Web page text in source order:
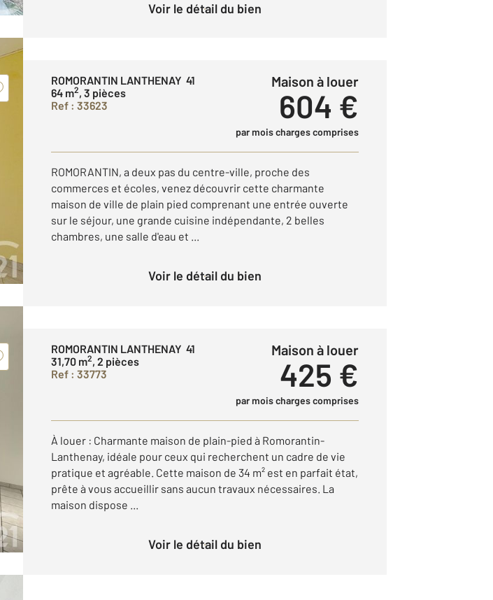
Voir le détail du bien
ROMORANTIN LANTHENAY 41
64 m2, 3 pièces
Ref : 33623
Maison à louer
604 €
par mois charges comprises
ROMORANTIN, a deux pas du centre-ville, proche des
commerces et écoles, venez découvrir cette charmante
maison de ville de plain pied comprenant une entrée ouverte
sur le séjour, une grande cuisine indépendante, 2 belles
chambres, une salle d'eau et ...
Voir le détail du bien
ROMORANTIN LANTHENAY 41
31,70 m2, 2 pièces
Ref : 33773
Maison à louer
425 €
par mois charges comprises
À louer : Charmante maison de plain-pied à Romorantin-
Lanthenay, idéale pour ceux qui recherchent un cadre de vie
pratique et agréable. Cette maison de 34 m² est en parfait état,
prête à vous accueillir sans aucun travaux nécessaires. La
maison dispose ...
Voir le détail du bien